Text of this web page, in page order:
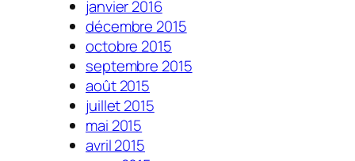
janvier 2016
décembre 2015
octobre 2015
septembre 2015
août 2015
juillet 2015
mai 2015
avril 2015